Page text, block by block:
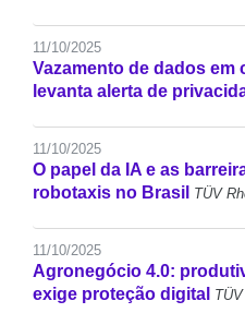
11/10/2025
Vazamento de dados em
levanta alerta de
11/10/2025
O papel da IA e as
robotaxis no Brasil TÜV
11/10/2025
Agronegócio 4.0:
exige proteção digital